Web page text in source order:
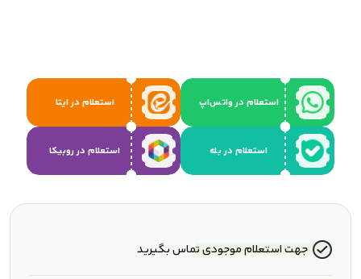
استعلام در واتس‌اپ استعلام در ایتا
استعلام در بله استعلام در روبیکا
جهت استعلام موجودی تماس بگیرید